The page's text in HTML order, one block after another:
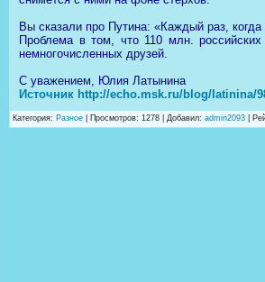
Вы сказали про Путина: «Каждый раз,
Проблема в том, что 110 млн.
немногочисленных друзей.
С уважением, Юлия Латынина
Источник http://echo.msk.ru/blog/latinina/
Категория: Разное Просмотров: 1278 | Добавил: admin2093